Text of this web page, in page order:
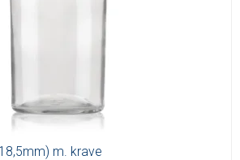
m. krave